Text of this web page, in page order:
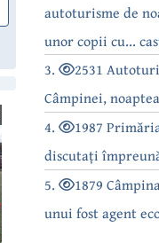
autoturisme de
unor copii cu...
3.
2531
Câmpinei,
4.
1987
discutați
5.
1879
unui fost agent